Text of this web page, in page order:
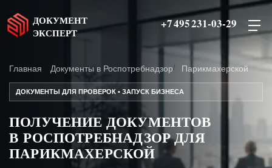
ДОКУМЕНТ
ЭКСПЕРТ
+7 495 231-03-29
Главная Документы в Роспотребнадзор Парикмахерской
ДОКУМЕНТЫ ДЛЯ ПРОВЕРОК • ЗАПУСК БИЗНЕСА
ПОЛУЧЕНИЕ ДОКУМЕНТОВ
В РОСПОТРЕБНАДЗОР ДЛЯ
ПАРИКМАХЕРСКОЙ